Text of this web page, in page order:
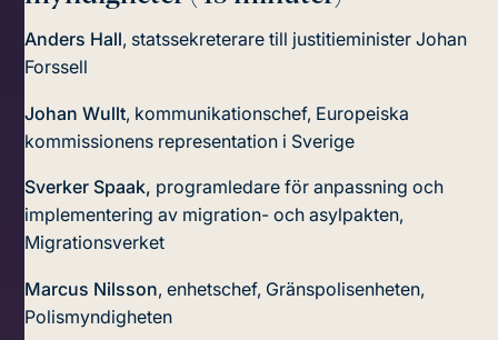
Anders Hall, statssekreterare till justitieminister Johan
Forssell
Johan Wullt, kommunikationschef, Europeiska
kommissionens representation i Sverige
Sverker Spaak, programledare för anpassning och
implementering av migration- och asylpakten,
Migrationsverket
Marcus Nilsson, enhetschef, Gränspolisenheten,
Polismyndigheten